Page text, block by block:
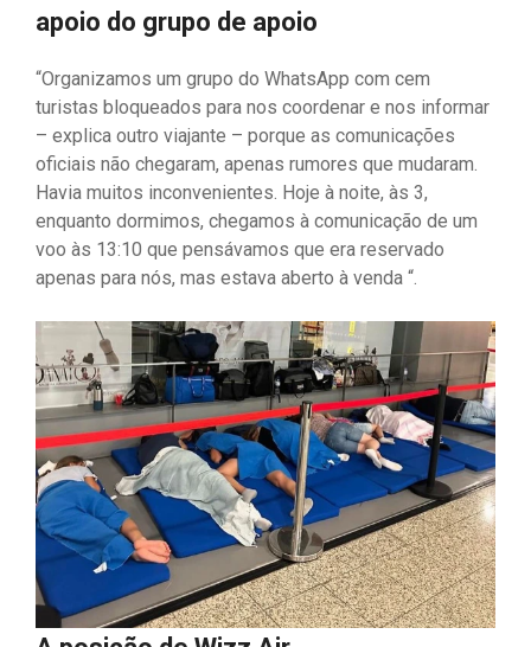
apoio do grupo de apoio
“Organizamos um grupo do WhatsApp com cem
turistas bloqueados para nos coordenar e nos informar
– explica outro viajante – porque as comunicações
oficiais não chegaram, apenas rumores que mudaram.
Havia muitos inconvenientes. Hoje à noite, às 3,
enquanto dormimos, chegamos à comunicação de um
voo às 13:10 que pensávamos que era reservado
apenas para nós, mas estava aberto à venda “.